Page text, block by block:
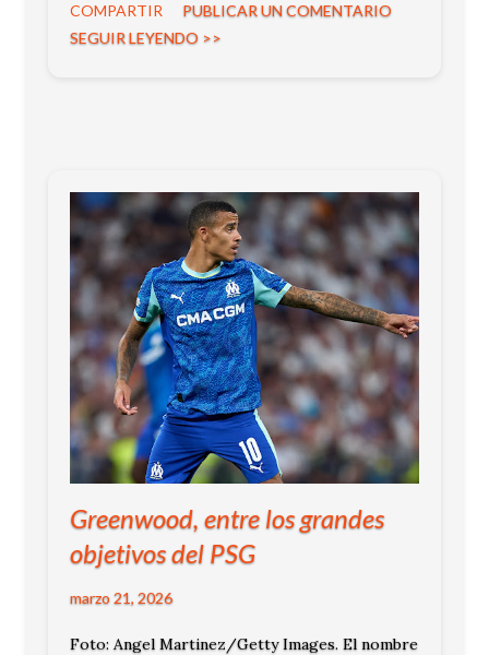
asegurar su continuidad. La intención es
blindarlo como pieza central del proyecto.
COMPARTIR
PUBLICAR UN COMENTARIO
SEGUIR LEYENDO >>
Greenwood, entre los grandes
objetivos del PSG
marzo 21, 2026
Foto: Angel Martinez/Getty Images. El nombre